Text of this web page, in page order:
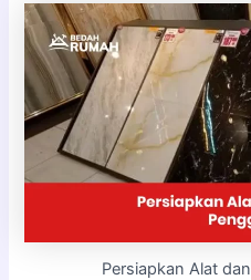
Persiapkan Alat dan